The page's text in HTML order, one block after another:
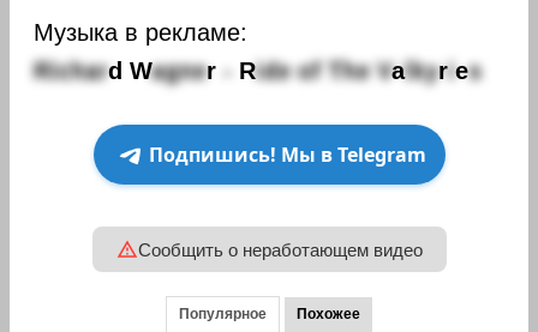
Музыка в рекламе:
Richard Wagner Ride of The Valkyries
Подпишись! Мы в Telegram
Сообщить о неработающем видео
Популярное Похожее